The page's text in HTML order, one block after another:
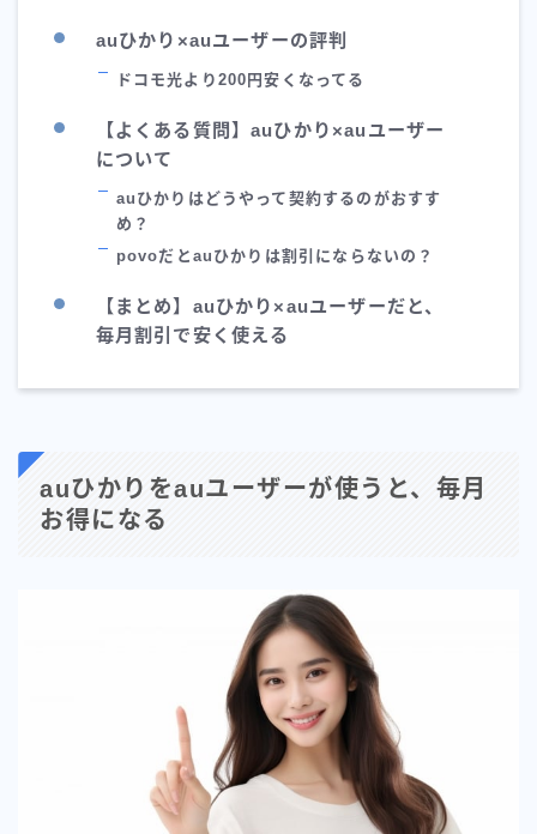
auひかり×auユーザーの評判
ドコモ光より200円安くなってる
【よくある質問】auひかり×auユーザー
について
auひかりはどうやって契約するのがおすす
め？
povoだとauひかりは割引にならないの？
【まとめ】auひかり×auユーザーだと、
毎月割引で安く使える
auひかりをauユーザーが使うと、毎月
お得になる